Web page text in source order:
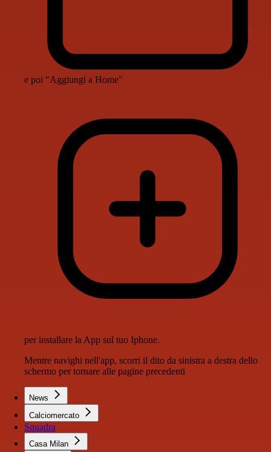
e poi "Aggiungi a Home"
per installare la App sul tuo Iphone.
Mentre navighi nell'app, scorri il dito da sinistra a destra dello
schermo per tornare alle pagine precedenti
News
Calciomercato
Squadra
Casa Milan